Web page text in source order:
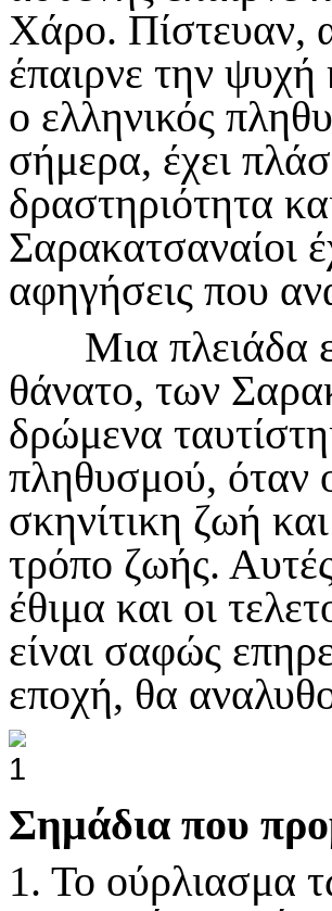
Χάρο. Πίστευαν,
έπαιρνε την
ο ελληνικός
σήμερα, έχει
δραστηριότητα
Σαρακατσαναίοι
αφηγήσεις που
Μια πλειάδα
θάνατο, των
δρώμενα
πληθυσμού, όταν
σκηνίτικη ζωή
τρόπο ζωής.
έθιμα και οι
είναι σαφώς
εποχή, θα
Σημάδια που
1. Το ούρλιασμα